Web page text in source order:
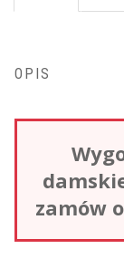
OPIS
zamów